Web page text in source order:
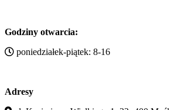
Godziny otwarcia:
poniedziałek-piątek: 8-16
Adresy